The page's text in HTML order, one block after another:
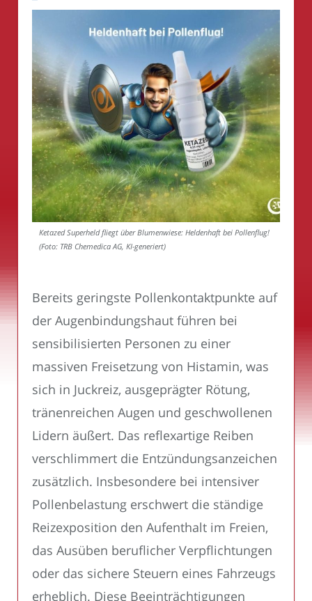
Ketazed Superheld fliegt über Blumenwiese: Heldenhaft bei Pollenflug!
(Foto: TRB Chemedica AG, KI-generiert)
Bereits geringste Pollenkontaktpunkte auf
der Augenbindungshaut führen bei
sensibilisierten Personen zu einer
massiven Freisetzung von Histamin, was
sich in Juckreiz, ausgeprägter Rötung,
tränenreichen Augen und geschwollenen
Lidern äußert. Das reflexartige Reiben
verschlimmert die Entzündungsanzeichen
zusätzlich. Insbesondere bei intensiver
Pollenbelastung erschwert die ständige
Reizexposition den Aufenthalt im Freien,
das Ausüben beruflicher Verpflichtungen
oder das sichere Steuern eines Fahrzeugs
erheblich. Diese Beeinträchtigungen